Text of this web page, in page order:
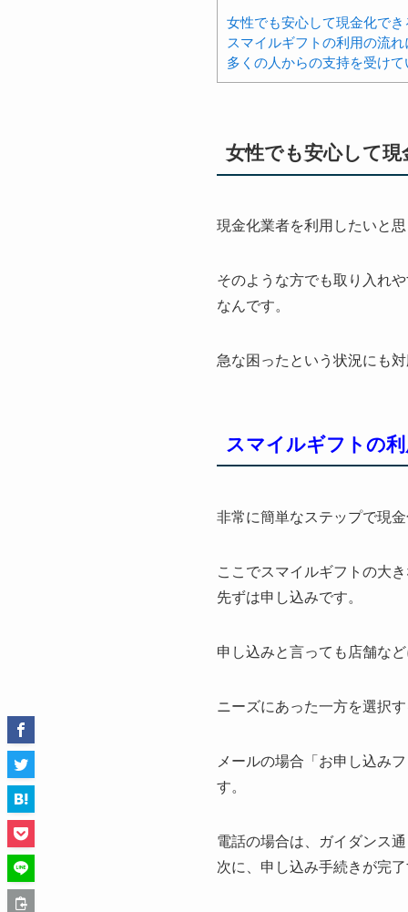
女性でも安心して現金化で
スマイルギフトの利用の流
多くの人からの支持を受け
女性でも安心して
現金化業者を利用したいと
そのような方でも取り入れ
なんです。
急な困ったという状況にも
スマイルギフトの
非常に簡単なステップで現
ここでスマイルギフトの大
先ずは申し込みです。
申し込みと言っても店舗な
ニーズにあった一方を選択
メールの場合「お申し込み
す。
電話の場合は、ガイダンス
次に、申し込み手続きが完